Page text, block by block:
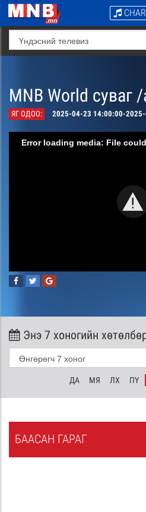
MNB World суваг
ЯГ ОДОО: 2025-04-23 14:00:00-
Error loading media: File
Энэ 7 хоногийн
ДА МЯ ЛХ ПҮ
БААСАН ГАРАГ